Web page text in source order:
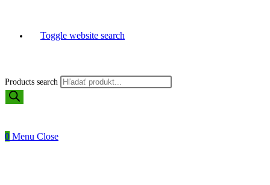
Toggle website search
Products search
0 Menu Close